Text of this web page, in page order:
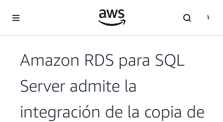
Amazon RDS para SQL
Server admite la
integración de la copia de